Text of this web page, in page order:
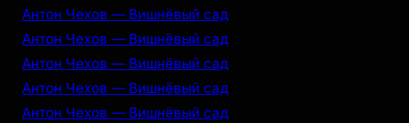
Антон Чехов — Вишнёвый сад
Антон Чехов — Вишнёвый сад
Антон Чехов — Вишнёвый сад
Антон Чехов — Вишнёвый сад
Антон Чехов — Вишнёвый сад